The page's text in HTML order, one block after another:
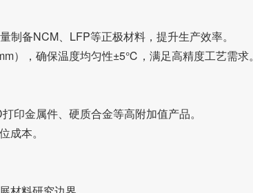
备NCM、LFP等正极材料，提升生产效率。
），确保温度均匀性±5℃，满足高精度工艺需求。
印金属件、硬质合金等高附加值产品。
成本。